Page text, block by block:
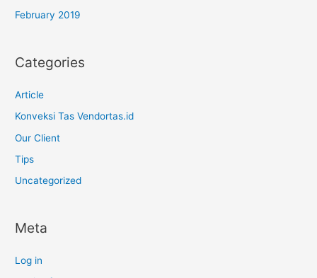
February 2019
Categories
Article
Konveksi Tas Vendortas.id
Our Client
Tips
Uncategorized
Meta
Log in